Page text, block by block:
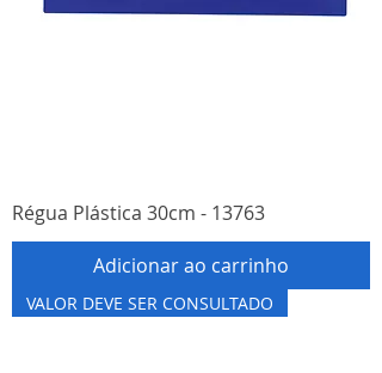
Régua Plástica 30cm - 13763
Adicionar ao carrinho
VALOR DEVE SER CONSULTADO